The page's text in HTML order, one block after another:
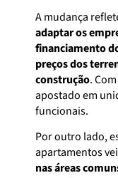
A mudança
adaptar os
financiamento
preços dos
construção.
apostado em
funcionais.
Por outro lado,
apartamentos
nas áreas